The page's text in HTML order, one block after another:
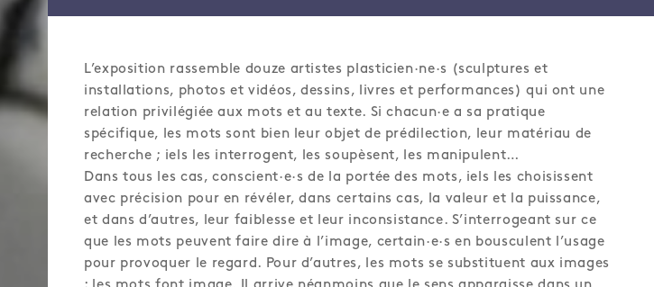
L’exposition rassemble douze artistes plasticien·ne·s (sculptures et
installations, photos et vidéos, dessins, livres et performances) qui ont une
relation privilégiée aux mots et au texte. Si chacun·e a sa pratique
spécifique, les mots sont bien leur objet de prédilection, leur matériau de
recherche ; iels les interrogent, les soupèsent, les manipulent…
Dans tous les cas, conscient·e·s de la portée des mots, iels les choisissent
avec précision pour en révéler, dans certains cas, la valeur et la puissance,
et dans d’autres, leur faiblesse et leur inconsistance. S’interrogeant sur ce
que les mots peuvent faire dire à l’image, certain·e·s en bousculent l’usage
pour provoquer le regard. Pour d’autres, les mots se substituent aux images